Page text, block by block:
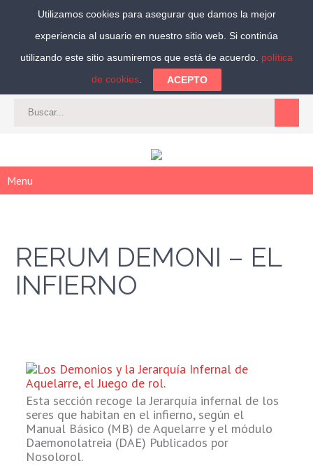
Síguenos:
CAT-ES| ACCEDER | REGISTRARSE
Menu
RERUM DEMONI – EL
INFIERNO
Esta sección recoge la Jerarquía infernal de los
seres que habitan en el infierno, según el
Manual Básico (MB) de Aquelarre y el módulo
Daemonolatreia (DAE) Publicados por
Nosolorol.
Utilizamos cookies para asegurar que damos la mejor
experiencia al usuario en nuestro sitio web. Si continúa
utilizando este sitio asumiremos que está de acuerdo. política
de cookies
ACEPTO